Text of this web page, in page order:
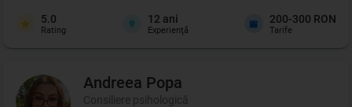
5.0
Rating
12 ani
Experienţă
200-300 RON
Tarife
Andreea Popa
Consiliere psihologică